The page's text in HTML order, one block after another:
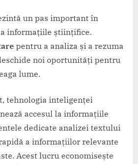
un pas important în
informațiile științifice.
pentru a analiza și a rezuma
noi oportunități pentru
lume.
tehnologia inteligenței
accesul la informațiile
dedicate analizei textului
a informațiilor relevante
Acest lucru economisește